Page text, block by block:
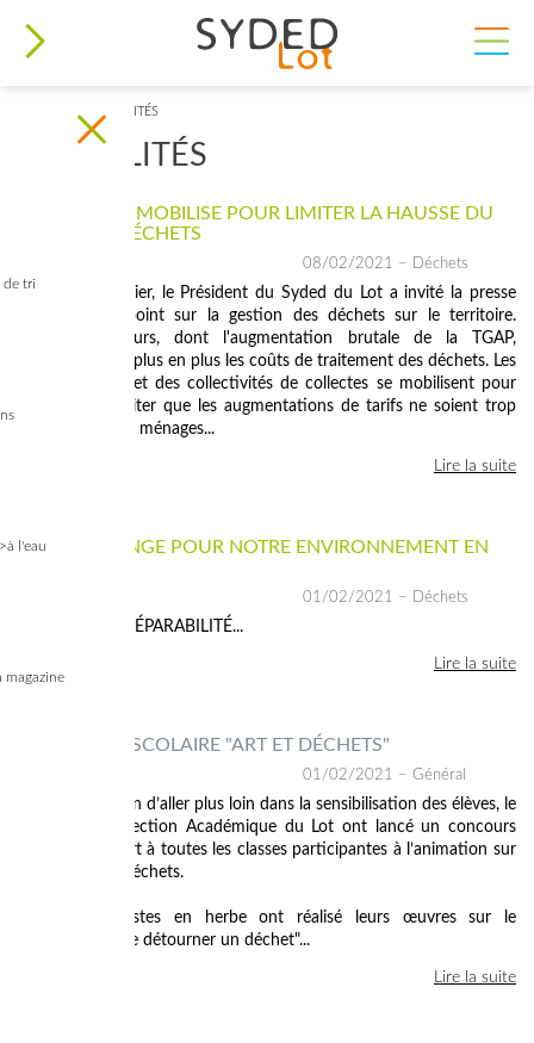
de tri
l'eau
magazine
VOUS ÊTES ICI
> ACTUALITÉS
ACTUALITÉS
LE SYDED SE MOBILISE POUR LIMITER LA HAUSSE DU
COÛT DES DÉCHETS
08/02/2021 – Déchets
Vendredi 5 février, le Président du Syded du Lot a invité la presse
pour faire le point sur la gestion des déchets sur le territoire.
Plusieurs facteurs, dont l'augmentation brutale de la TGAP,
alourdissent de plus en plus les coûts de traitement des déchets. Les
élus du Syded et des collectivités de collectes se mobilisent pour
faire face et éviter que les augmentations de tarifs ne soient trop
lourdes pour les ménages...
Lire la suite
CE QUI CHANGE POUR NOTRE ENVIRONNEMENT EN
01/02/2021 – Déchets
4. INDICE DE RÉPARABILITÉ...
Lire la suite
CONCOURS SCOLAIRE "ART ET DÉCHETS"
01/02/2021 – Général
Cette année, afin d’aller plus loin dans la sensibilisation des élèves, le
Syded et l’Inspection Académique du Lot ont lancé un concours
artistique ouvert à toutes les classes participantes à l’animation sur
la gestion des déchets.
Ainsi, nos artistes en herbe ont réalisé leurs œuvres sur le
thème : "L’art de détourner un déchet"...
Lire la suite